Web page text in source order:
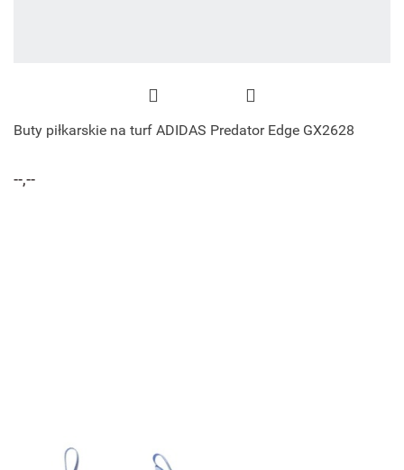
Buty piłkarskie na turf ADIDAS Predator Edge GX2628
--,--